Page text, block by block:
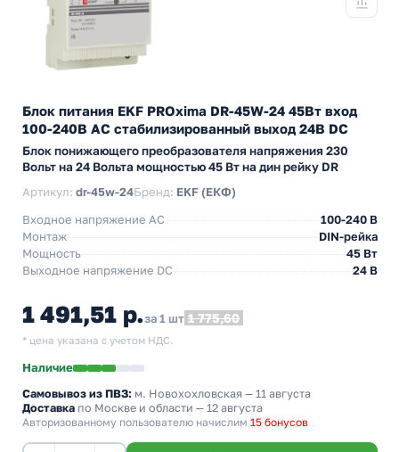
Блок питания EKF PROxima DR-45W-24 45Вт вход
100-240В АС стабилизированный выход 24В DC
Блок понижающего преобразователя напряжения 230
Вольт на 24 Вольта мощностью 45 Вт на дин рейку DR
Артикул: dr-45w-24Бренд: EKF (ЕКФ)
Входное напряжение AC
100-240 В
Монтаж
DIN-рейка
Мощность
45 Вт
Выходное напряжение DC
24 В
1 491,51 р.за 1 шт 1 775,60
* цена указана с учетом НДС.
Наличие
Самовывоз из ПВЗ: м. Новохохловская — 11 августа
Доставка по Москве и области — 12 августа
Авторизованному пользователю начислим 15 бонусов